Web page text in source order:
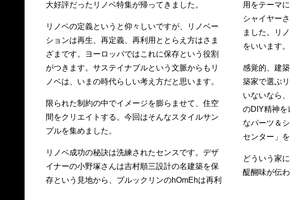
大好評だったリノベ特集が帰ってきました。
リノベの定義というと仰々しいですが、リノベー
ションは再生、再定義、再利用ととらえ方はさま
ざまです。ヨーロッパではこれに保存という役割
がつきます。サステイナブルという文脈からもリ
ノベは、いまの時代らしい考え方だと思います。
限られた制約の中でイメージを膨らませて、住空
間をクリエイトする。今回はそんなスタイルサン
プルを集めました。
リノベ成功の秘訣は洗練されたセンスです。デザ
イナーの小野塚さんは吉村順三設計の名建築を保
存という見地から、ブルックリンのhOmEhは再利
用をテーマ
シャイヤー
ました。リ
をいいます。
感覚的、建
築家で選ぶ
いないなら
のDIY精神を
なパーツ＆
センター」
どういう家
醍醐味が伝